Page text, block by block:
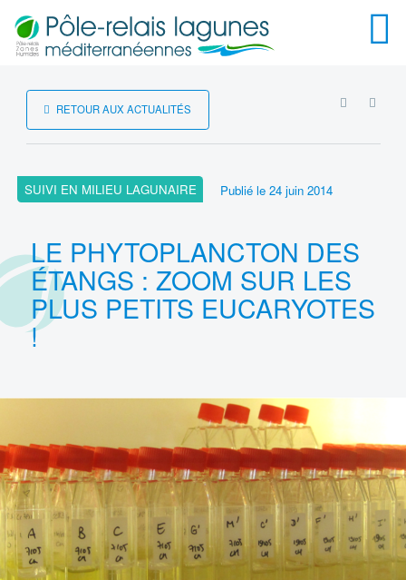
Menu
RETOUR AUX ACTUALITÉS
SUIVI EN MILIEU LAGUNAIRE Publié le 24 juin 2014
LE PHYTOPLANCTON DES
ÉTANGS : ZOOM SUR LES
PLUS PETITS EUCARYOTES
!